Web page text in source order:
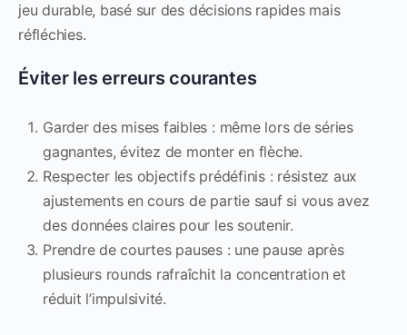
jeu durable, basé sur des décisions rapides mais
réfléchies.
Éviter les erreurs courantes
Garder des mises faibles : même lors de séries
gagnantes, évitez de monter en flèche.
Respecter les objectifs prédéfinis : résistez aux
ajustements en cours de partie sauf si vous avez
des données claires pour les soutenir.
Prendre de courtes pauses : une pause après
plusieurs rounds rafraîchit la concentration et
réduit l’impulsivité.